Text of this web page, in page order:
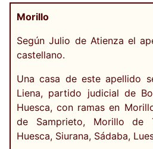
Morillo
Según Julio de Atienza el
castellano.
Una casa de este apellido
Liena, partido judicial de
Huesca, con ramas en
de Samprieto, Morillo de
Huesca, Siurana, Sádaba,